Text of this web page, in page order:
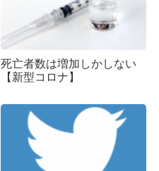
死亡者数は増加しかしない
【新型コロナ】